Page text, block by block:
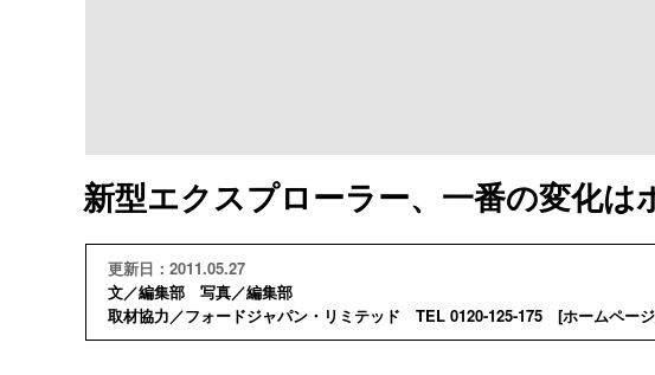
新型エクスプローラー、一番の変化は
更新日：2011.05.27
文／編集部 写真／編集部
取材協力／フォードジャパン・リミテッド TEL 0120-125-175 [ホームページ